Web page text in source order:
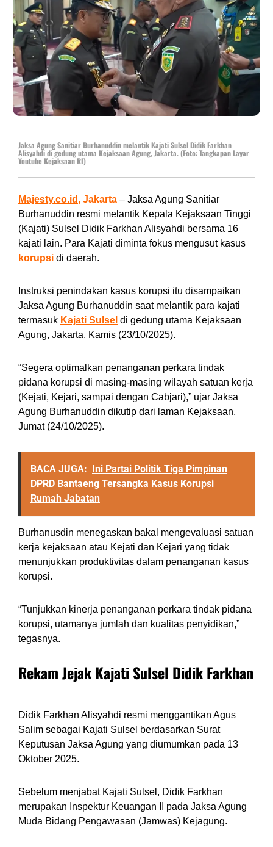
Jaksa Agung Sanitiar Burhanuddin melantik Kajati Sulsel Didik Farkhan
Alisyahdi di gedung utama Kejaksaan Agung, Jakarta. (Foto: Tangkapan Layar
Youtube Kejaksaan RI)
Majesty.co.id , Jakarta – Jaksa Agung Sanitiar
Burhanuddin resmi melantik Kepala Kejaksaan Tinggi
(Kajati) Sulsel Didik Farkhan Alisyahdi bersama 16
kajati lain. Para Kajati diminta fokus mengusut kasus
korupsi di daerah.
Instruksi penindakan kasus korupsi itu disampaikan
Jaksa Agung Burhanuddin saat melantik para kajati
termasuk Kajati Sulsel di gedung utama Kejaksaan
Agung, Jakarta, Kamis (23/10/2025).
“Segera optimalkan penanganan perkara tindak
pidana korupsi di masing-masing wilayah satuan kerja
(Kejati, Kejari, sampai dengan Cabjari),” ujar Jaksa
Agung Burhanuddin dikutip dari laman Kejaksaan,
Jumat (24/10/2025).
BACA JUGA: Ini Partai Politik Tiga Pimpinan
DPRD Bantaeng Tersangka Kasus Korupsi
Rumah Jabatan
Burhanusdin menegaskan bakal mengevaluasi satuan
kerja kejaksaan atau Kejati dan Kejari yang tidak
menunjukkan produktivitas dalam penanganan kasus
korupsi.
“Tunjukkan kinerja penanganan perkara tindak pidana
korupsi, utamanya jumlah dan kualitas penyidikan,”
tegasnya.
Rekam Jejak Kajati Sulsel Didik Farkhan
Didik Farkhan Alisyahdi resmi menggantikan Agus
Salim sebagai Kajati Sulsel berdasarkan Surat
Keputusan Jaksa Agung yang diumumkan pada 13
Oktober 2025.
Sebelum menjabat Kajati Sulsel, Didik Farkhan
merupakan Inspektur Keuangan II pada Jaksa Agung
Muda Bidang Pengawasan (Jamwas) Kejagung.